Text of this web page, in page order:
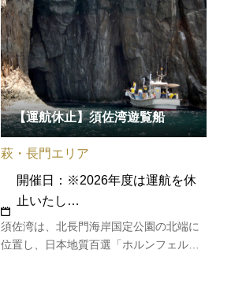
体験も人気です。会場であるかんき…
【運航休止】須佐湾遊覧船
須佐湾は、北長門海岸国定公園の北端に
位置し、日本地質百選「ホルンフェル
萩・長門エリア
開催日：※2026年度は運航を休
止いたし…